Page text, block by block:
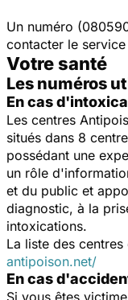
Un numéro
contacter le
Votre santé
Les numéros
En cas
Les centres
situés dans 8
possédant une
un rôle
et du public et
diagnostic, à la
intoxications.
La liste des
antipoison.net/
En cas
Si vous êtes